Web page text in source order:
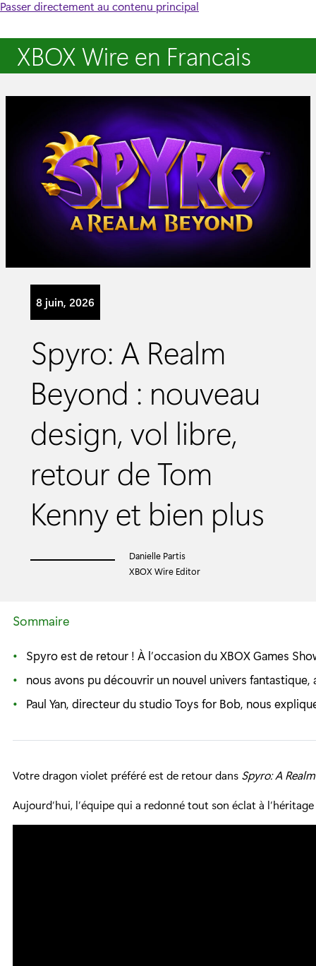
Passer directement au contenu principal
XBOX Wire en Francais
8 juin, 2026
Spyro: A Realm
Beyond : nouveau
design, vol libre,
retour de Tom
Kenny et bien plus
Danielle Partis
XBOX Wire Editor
Sommaire
Spyro est de retour ! À l’occasion du XBOX Games
nous avons pu découvrir un nouvel univers
Paul Yan, directeur du studio Toys for Bob, nous
Votre dragon violet préféré est de retour dans Spyro: A
Aujourd’hui, l’équipe qui a redonné tout son éclat à